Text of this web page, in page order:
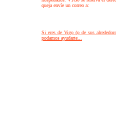
queja envíe un correo a:
Si eres de Vigo (o de sus
podamos ayudarte...